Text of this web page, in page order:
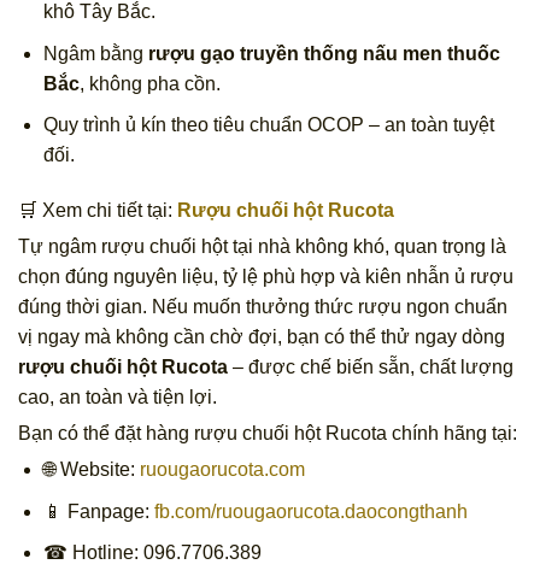
khô Tây Bắc.
Ngâm bằng rượu gạo truyền thống nấu men thuốc
Bắc, không pha cồn.
Quy trình ủ kín theo tiêu chuẩn OCOP – an toàn tuyệt
đối.
🛒 Xem chi tiết tại: Rượu chuối hột Rucota
Tự ngâm rượu chuối hột tại nhà không khó, quan trọng là
chọn đúng nguyên liệu, tỷ lệ phù hợp và kiên nhẫn ủ rượu
đúng thời gian. Nếu muốn thưởng thức rượu ngon chuẩn
vị ngay mà không cần chờ đợi, bạn có thể thử ngay dòng
rượu chuối hột Rucota – được chế biến sẵn, chất lượng
cao, an toàn và tiện lợi.
Bạn có thể đặt hàng rượu chuối hột Rucota chính hãng tại:
🌐 Website: ruougaorucota.com
📱 Fanpage: fb.com/ruougaorucota.daocongthanh
☎ Hotline: 096.7706.389